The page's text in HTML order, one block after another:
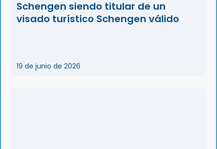
Schengen siendo titular de un
visado turístico Schengen válido
19 de junio de 2026